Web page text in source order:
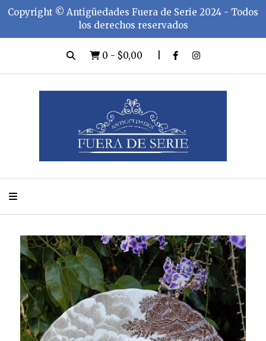
Copyright ©️ Antigüedades Fuera de Serie 2024 - Todos
los derechos reservados
0 - $0,00